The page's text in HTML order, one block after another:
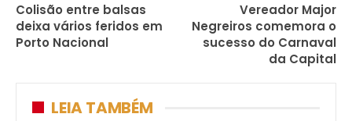
Colisão entre balsas
deixa vários feridos em
Porto Nacional
Vereador Major
Negreiros comemora o
sucesso do Carnaval
da Capital
LEIA TAMBÉM